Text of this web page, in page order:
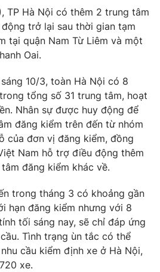
024.66 897 897
hình thức nếu không có sự chấp
nguồn VTV.vn khi phát hành lại
TP Hà Nội có thêm 2 trung tâm
trở lại sau thời gian tạm
tại quận Nam Từ Liêm và một
Oai.
10/3, toàn Hà Nội có 8
tổng số 31 trung tâm, hoạt
Nhân sự được huy động để
đăng kiểm trên đến từ nhóm
của đơn vị đăng kiểm, đồng
Nam hỗ trợ điều động thêm
đăng kiểm khác về.
trong tháng 3 có khoảng gần
hạn đăng kiểm nhưng với 8
tối sáng nay, sẽ chỉ đáp ứng
Tình trạng ùn tắc có thể
cầu kiểm định xe ở Hà Nội,
xe.